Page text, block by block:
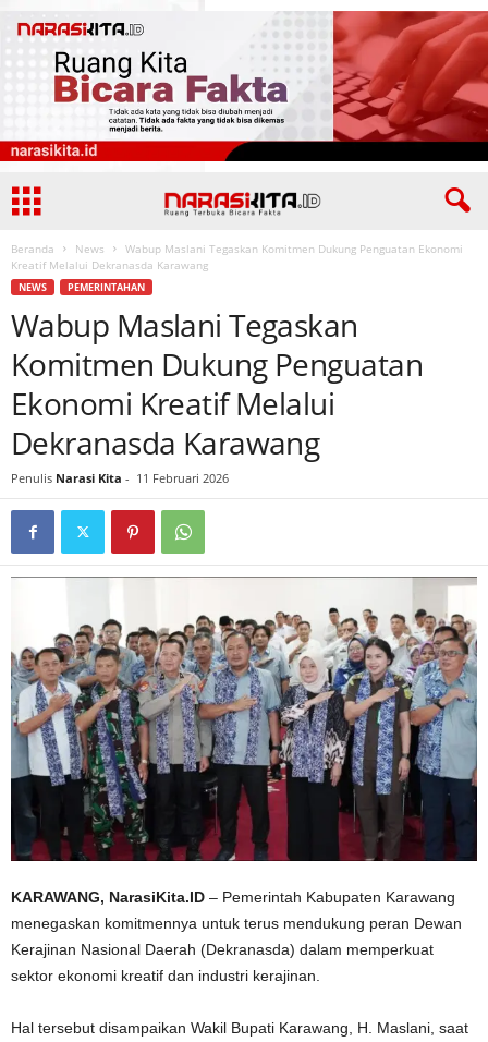
Beranda News
Wabup Maslani Tegaskan Komitmen Dukung Penguatan Ekonomi
Kreatif Melalui Dekranasda Karawang
NEWS PEMERINTAHAN
Wabup Maslani Tegaskan
Komitmen Dukung Penguatan
Ekonomi Kreatif Melalui
Dekranasda Karawang
Penulis Narasi Kita - 11 Februari 2026
KARAWANG, NarasiKita.ID – Pemerintah Kabupaten Karawang
menegaskan komitmennya untuk terus mendukung peran Dewan
Kerajinan Nasional Daerah (Dekranasda) dalam memperkuat
sektor ekonomi kreatif dan industri kerajinan.
Hal tersebut disampaikan Wakil Bupati Karawang, H. Maslani, saat